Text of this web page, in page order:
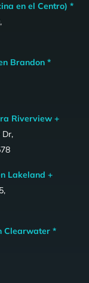
en el Centro) *
Brandon *
Riverview +
Dr,
Lakeland +
Clearwater *